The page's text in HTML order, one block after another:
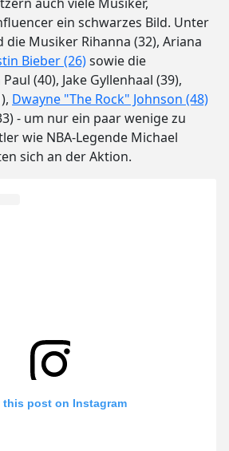
ein schwarzes Bild. Unter
Musiker Rihanna (32), Ariana
Bieber (26)sowie die
(40), Jake Gyllenhaal (39),
Dwayne "The Rock" Johnson (48)
- um nur ein paar wenige zu
wie NBA-Legende Michael
sich an der Aktion.
this post on Instagram